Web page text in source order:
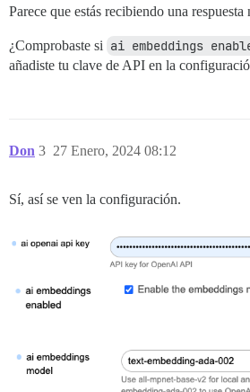
Parece que estás recibiendo una respuesta
¿Comprobaste si ai embeddings
añadiste tu clave de API en la
Don 27 Enero, 2024 08:12
3
Sí, así se ven la configuración.